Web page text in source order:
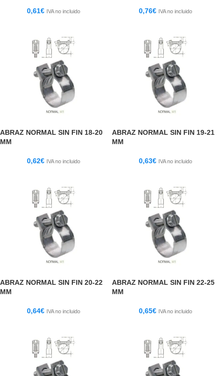
0,61€ IVA no incluido 0,76€ IVA no incluido
ABRAZ NORMAL SIN FIN 18-20
MM
0,62€ IVA no incluido
ABRAZ NORMAL SIN FIN 19-21
MM
0,63€ IVA no incluido
ABRAZ NORMAL SIN FIN 20-22
MM
0,64€ IVA no incluido
ABRAZ NORMAL SIN FIN 22-25
MM
0,65€ IVA no incluido